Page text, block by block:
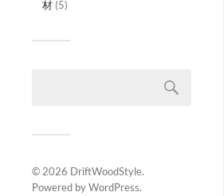
材(5)
© 2026 DriftWoodStyle.
Powered byWordPress.